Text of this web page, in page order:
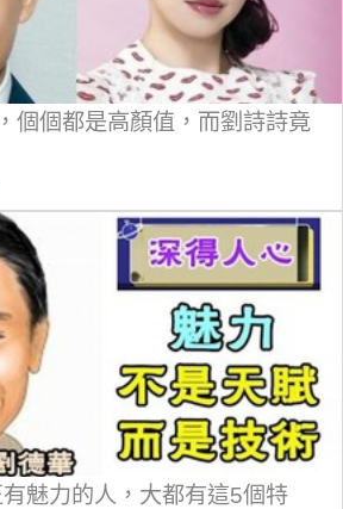
個個都是高顏值，而劉詩詩竟
魅力的人，大都有這5個特